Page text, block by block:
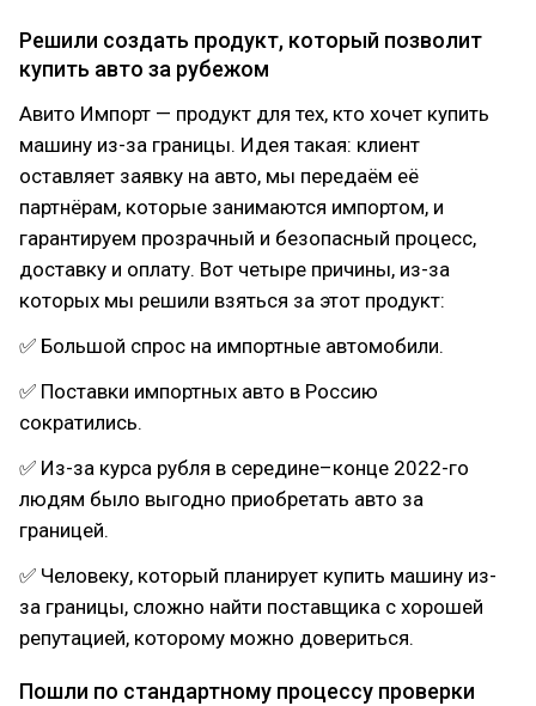
Решили создать продукт, который позволит
купить авто за рубежом
Авито Импорт — продукт для тех, кто хочет купить
машину из-за границы. Идея такая: клиент
оставляет заявку на авто, мы передаём её
партнёрам, которые занимаются импортом, и
гарантируем прозрачный и безопасный процесс,
доставку и оплату. Вот четыре причины, из-за
которых мы решили взяться за этот продукт:
✅ Большой спрос на импортные автомобили.
✅ Поставки импортных авто в Россию
сократились.
✅ Из-за курса рубля в середине–конце 2022-го
людям было выгодно приобретать авто за
границей.
✅ Человеку, который планирует купить машину из-
за границы, сложно найти поставщика с хорошей
репутацией, которому можно довериться.
Пошли по стандартному процессу проверки